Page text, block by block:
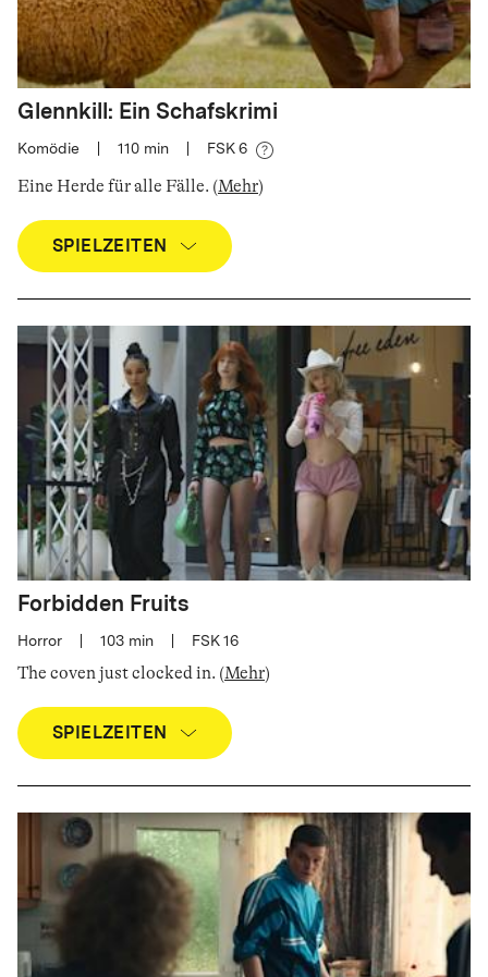
Glennkill: Ein Schafskrimi
Komödie 110 min FSK 6
Eine Herde für alle Fälle. (Mehr)
SPIELZEITEN
Forbidden Fruits
Horror 103 min FSK 16
The coven just clocked in. (Mehr)
SPIELZEITEN